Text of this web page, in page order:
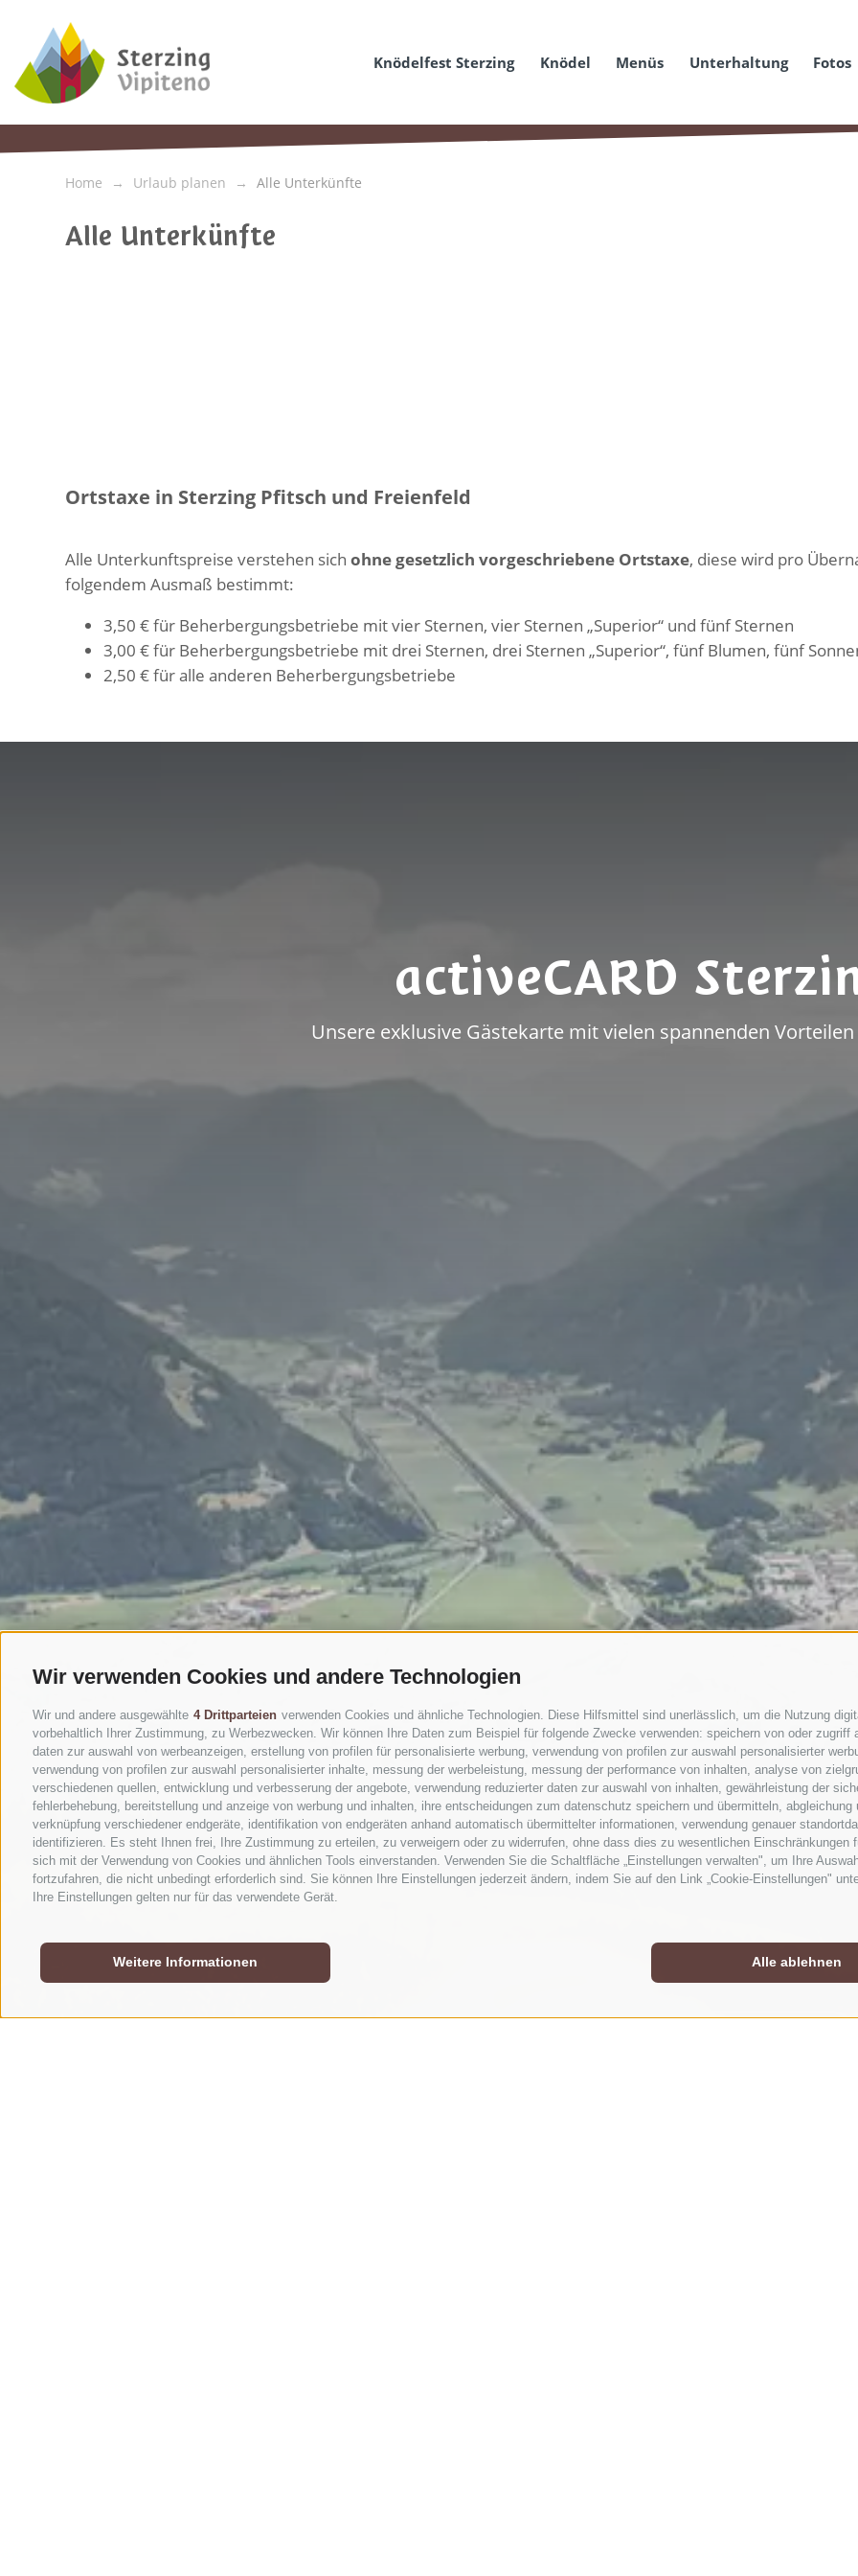
Wir verwenden Cookies und andere Technologien
Wir und andere ausgewählte 4 Drittparteien verwenden Cookies und ähnliche Technologien. Diese Hilfsmittel sind unerlässlich, um die Nutzung
vorbehaltlich Ihrer Zustimmung, zu Werbezwecken. Wir können Ihre Daten zum Beispiel für folgende Zwecke verwenden: speichern von oder
daten zur auswahl von werbeanzeigen, erstellung von profilen für personalisierte werbung, verwendung von profilen zur auswahl personalisierter
verwendung von profilen zur auswahl personalisierter inhalte, messung der werbeleistung, messung der performance von inhalten, analyse von
verschiedenen quellen, entwicklung und verbesserung der angebote, verwendung reduzierter daten zur auswahl von inhalten, gewährleistung der
fehlerbehebung, bereitstellung und anzeige von werbung und inhalten, ihre entscheidungen zum datenschutz speichern und übermitteln,
verknüpfung verschiedener endgeräte, identifikation von endgeräten anhand automatisch übermittelter informationen, verwendung genauer
identifizieren. Es steht Ihnen frei, Ihre Zustimmung zu erteilen, zu verweigern oder zu widerrufen, ohne dass dies zu wesentlichen
sich mit der Verwendung von Cookies und ähnlichen Tools einverstanden. Verwenden Sie die Schaltfläche „Einstellungen verwalten", um Ihre
fortzufahren, die nicht unbedingt erforderlich sind. Sie können Ihre Einstellungen jederzeit ändern, indem Sie auf den Link „Cookie-Einstellungen"
Ihre Einstellungen gelten nur für das verwendete Gerät.
Alle ablehnen
Weitere Informationen
Knödelfest Sterzing Knödel Menüs Unterhaltung Fotos
Home Urlaub planen Alle Unterkünfte
Alle Unterkünfte
Ortstaxe in Sterzing Pfitsch und Freienfeld
Alle Unterkunftspreise verstehen sich ohne gesetzlich vorgeschriebene Ortstaxe, diese wird pro
folgendem Ausmaß bestimmt:
3,50 € für Beherbergungsbetriebe mit vier Sternen, vier Sternen „Superior“ und fünf Sternen
3,00 € für Beherbergungsbetriebe mit drei Sternen, drei Sternen „Superior“, fünf Blumen, fünf
2,50 € für alle anderen Beherbergungsbetriebe
activeCARD
Unsere exklusive Gästekarte mit vielen spannenden Vorteilen